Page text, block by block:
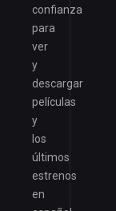
confianza
para
ver
y
descargar
películas
y
los
últimos
estrenos
en